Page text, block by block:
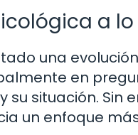
a
una
en
situación. Sin
un enfoque